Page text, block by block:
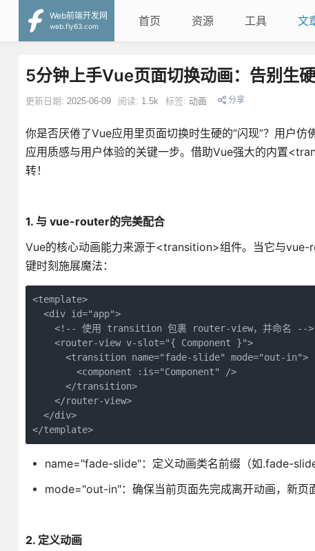
Web前端开发网
web.fly63.com
首页 资源 工具 文
5分钟上手Vue页面切换动画：告别生
更新日期: 2025-06-09 阅读: 1.5k 标签: 动画 分享
你是否厌倦了Vue应用里页面切换时生硬的“闪现”？用户仿
应用质感与用户体验的关键一步。借助Vue强大的内置
转！
1. 与 vue-router的完美配合
Vue的核心动画能力来源于<transition>组件。当它与
键时刻施展魔法：
<template>
  <div id="app">
    <!-- 使用 transition 包裹 router-view，并命名 -->
    <router-view v-slot="{ Component }">
      <transition name="fade-slide" mode="out-in">
        <component :is="Component" />
      </transition>
    </router-view>
  </div>
</template>
name="fade-slide"：定义动画类名前缀（如.fade-
mode="out-in"：确保当前页面先完成离开动画，新页
2. 定义动画